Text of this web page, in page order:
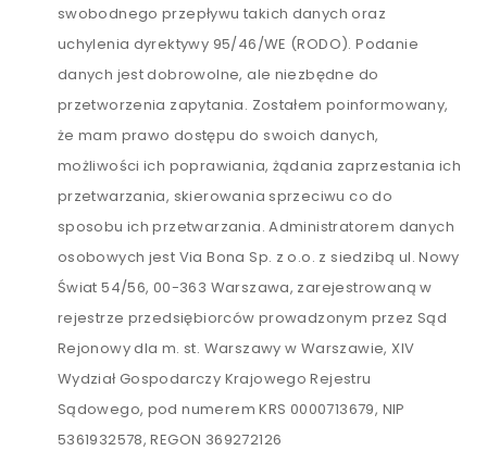
swobodnego przepływu takich danych oraz
uchylenia dyrektywy 95/46/WE (RODO). Podanie
danych jest dobrowolne, ale niezbędne do
przetworzenia zapytania. Zostałem poinformowany,
że mam prawo dostępu do swoich danych,
możliwości ich poprawiania, żądania zaprzestania ich
przetwarzania, skierowania sprzeciwu co do
sposobu ich przetwarzania. Administratorem danych
osobowych jest Via Bona Sp. z o.o. z siedzibą ul. Nowy
Świat 54/56, 00-363 Warszawa, zarejestrowaną w
rejestrze przedsiębiorców prowadzonym przez Sąd
Rejonowy dla m. st. Warszawy w Warszawie, XIV
Wydział Gospodarczy Krajowego Rejestru
Sądowego, pod numerem KRS 0000713679, NIP
5361932578, REGON 369272126